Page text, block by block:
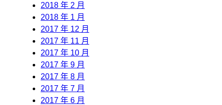
2018 年 2 月
2018 年 1 月
2017 年 12 月
2017 年 11 月
2017 年 10 月
2017 年 9 月
2017 年 8 月
2017 年 7 月
2017 年 6 月